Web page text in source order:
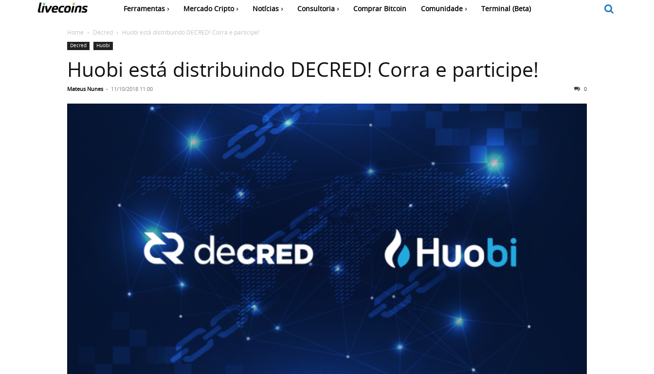
Ferramentas Mercado Cripto Notícias Consultoria Comprar Bitcoin Comunidade Terminal (Beta)
Home Decred Huobi está distribuindo DECRED! Corra e participe!
Decred Huobi
Huobi está distribuindo DECRED! Corra e participe!
Mateus Nunes - 11/10/2018 11:00 0